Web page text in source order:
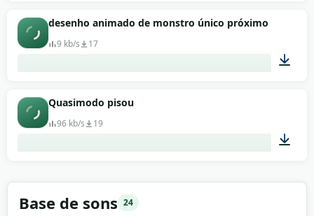
00:01
desenho animado de monstro único próximo
9 kb/s 17
Quasimodo pisou
96 kb/s 19
Base de sons 24